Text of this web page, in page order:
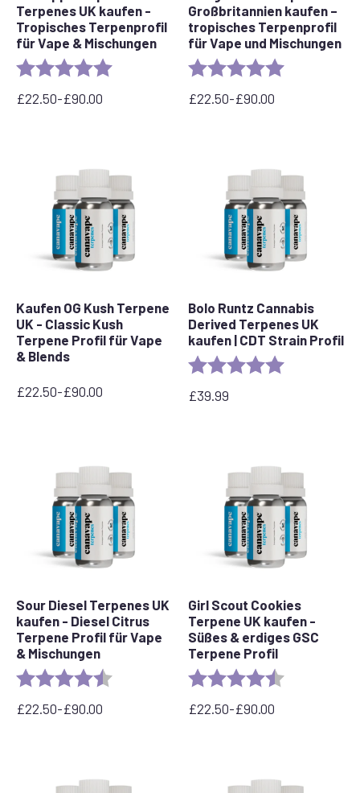
Terpenes UK kaufen -
Tropisches Terpenprofil
für Vape & Mischungen
Bewertung: 5.0 out of 5 stars
£22.50-£90.00
Preisspanne:
Großbritannien kaufen –
tropisches Terpenprofil
für Vape und Mischungen
Bewertung:
£22.50-£90.00
Preisspanne:
Kaufen OG Kush Terpene
UK - Classic Kush
Terpene Profil für Vape
& Blends
£22.50-£90.00
Preisspanne:
Bolo Runtz Cannabis
Derived Terpenes UK
kaufen | CDT Strain Profil
Bewertung:
£39.99
Sour Diesel Terpenes UK
kaufen - Diesel Citrus
Terpene Profil für Vape
& Mischungen
Bewertung: 4,7 von 5 Sternen
£22.50-£90.00
Preisspanne:
Girl Scout Cookies
Terpene UK kaufen -
Süßes & erdiges GSC
Terpene Profil
Bewertung:
£22.50-£90.00
Preisspanne: